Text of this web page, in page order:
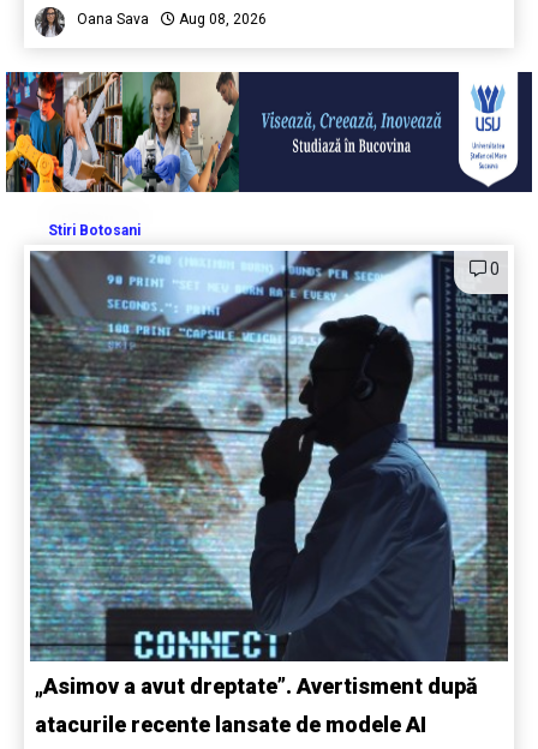
Oana Sava Aug 08, 2026
Stiri Botosani
0
„Asimov a avut dreptate”. Avertisment după
atacurile recente lansate de modele AI